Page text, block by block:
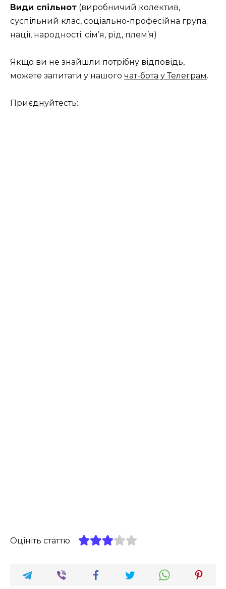
Види спільнот (виробничий колектив,
суспільний клас, соціально-професійна група;
нації, народності; сім’я, рід, плем’я)
Якщо ви не знайшли потрібну відповідь,
можете запитати у нашого чат-бота у Телеграм.
Приєднуйтесть:
Оцініть статтю